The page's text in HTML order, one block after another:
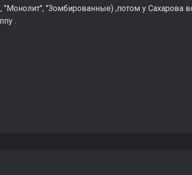
"Зомбированные) ,потом у Сахарова
.